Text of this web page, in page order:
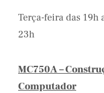
Terça-feira das 19h
23h
MC750A –
Computador